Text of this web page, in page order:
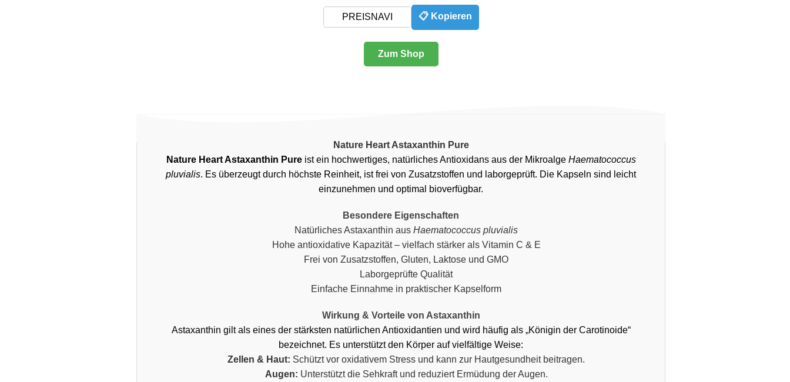
📋 Kopieren
Zum Shop
Nature Heart Astaxanthin Pure
Nature Heart Astaxanthin Pureist ein hochwertiges, natürliches Antioxidans aus der Mikroalge Haematococcus
pluvialis. Es überzeugt durch höchste Reinheit, ist frei von Zusatzstoffen und laborgeprüft. Die Kapseln sind leicht
einzunehmen und optimal bioverfügbar.
Besondere Eigenschaften
Natürliches Astaxanthin aus Haematococcus pluvialis
Hohe antioxidative Kapazität – vielfach stärker als Vitamin C & E
Frei von Zusatzstoffen, Gluten, Laktose und GMO
Laborgeprüfte Qualität
Einfache Einnahme in praktischer Kapselform
Wirkung & Vorteile von Astaxanthin
Astaxanthin gilt als eines der stärksten natürlichen Antioxidantien und wird häufig als „Königin der Carotinoide“
bezeichnet. Es unterstützt den Körper auf vielfältige Weise:
Zellen & Haut: Schützt vor oxidativem Stress und kann zur Hautgesundheit beitragen.
Augen: Unterstützt die Sehkraft und reduziert Ermüdung der Augen.